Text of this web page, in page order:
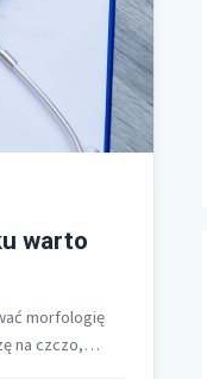
warto
morfologię
na czczo,